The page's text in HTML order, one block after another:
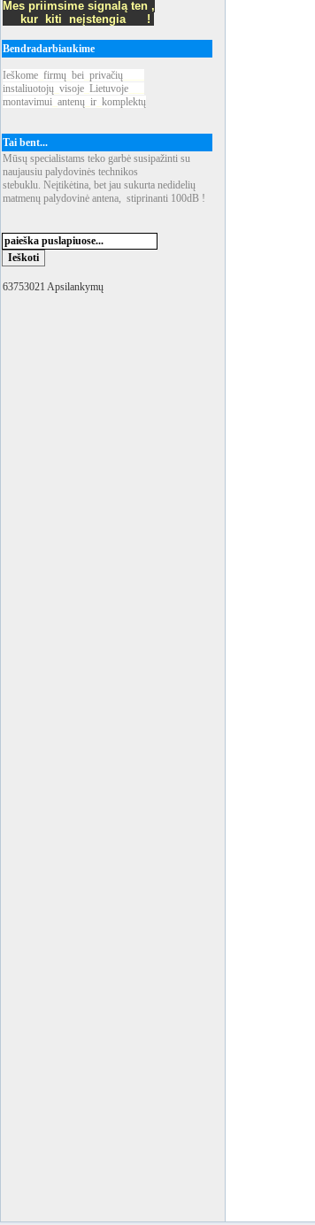
Mes priimsime signalą ten ,
kur kiti neįstengia !
Bendradarbiaukime
Ieškome firmų bei privačių
instaliuotojų visoje Lietuvoje
montavimui antenų ir komplektų
Tai bent...
Mūsų specialistams teko garbė susipažinti su
naujausiu palydovinės technikos
stebuklu. Neįtikėtina, bet jau sukurta nedidelių
matmenų palydovinė antena, stiprinanti 100dB !
63753021 Apsilankymų